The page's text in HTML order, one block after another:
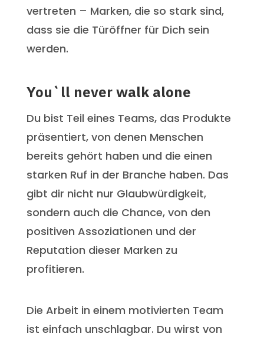
vertreten – Marken, die so stark sind,
dass sie die Türöffner für Dich sein
werden.
You`ll never walk alone
Du bist Teil eines Teams, das Produkte
präsentiert, von denen Menschen
bereits gehört haben und die einen
starken Ruf in der Branche haben. Das
gibt dir nicht nur Glaubwürdigkeit,
sondern auch die Chance, von den
positiven Assoziationen und der
Reputation dieser Marken zu
profitieren.
Die Arbeit in einem motivierten Team
ist einfach unschlagbar. Du wirst von